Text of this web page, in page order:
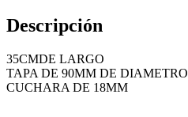
Descripción
35CMDE LARGO
TAPA DE 90MM DE DIAMETRO
CUCHARA DE 18MM